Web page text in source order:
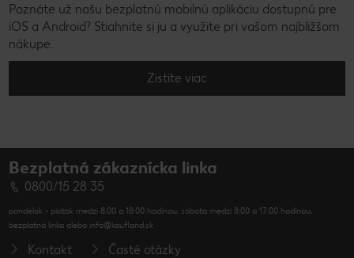
Poznáte už našu bezplatnú mobilnú aplikáciu dostupnú pre
iOS a Android? Stiahnite si ju a využite pri vašom najbližšom
nákupe.
Zistite viac
Bezplatná zákaznícka linka
0800/15 28 35
pondelok - piatok medzi 8:00 a 18:00 hodinou, sobota medzi 8:00 a 17:00 hodinou,
bezplatná linka alebo info@kaufland.sk
Kontakt Časté otázky